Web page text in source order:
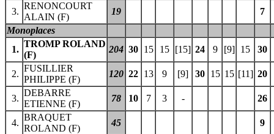
3.
RENONCOURT
ALAIN (F)
19
7
Monoplaces
1.
TROMP ROLAND
(F)
204 30 15 15 [15] 24 9 [9] 15 30
2.
FUSILLIER
PHILIPPE (F)
120 22 13 9 [9] 30 15 15 [11] 20
3.
DEBARRE
ETIENNE (F)
78 10 7 3 - 26
4.
BRAQUET
ROLAND (F)
45 9